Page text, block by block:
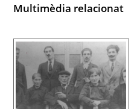
Multimèdia relacionat